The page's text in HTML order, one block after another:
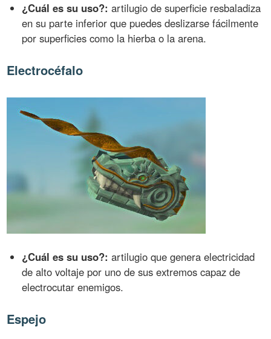
¿Cuál es su uso?: artilugio de superficie resbaladiza
en su parte inferior que puedes deslizarse fácilmente
por superficies como la hierba o la arena.
Electrocéfalo
¿Cuál es su uso?: artilugio que genera electricidad
de alto voltaje por uno de sus extremos capaz de
electrocutar enemigos.
Espejo